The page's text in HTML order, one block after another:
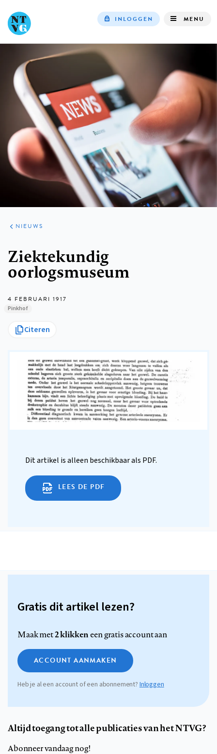
INLOGGEN MENU
ARTIKELEN
HET
KORT
NIEUWS
Ziektekundig
oorlogsmuseum
4 FEBRUARI 1917
Pinkhof
Citeren
Dit artikel is alleen beschikbaar als PDF.
LEES DE PDF
Gratis dit artikel lezen?
Maak met2 klikkeneen gratis account aan
ACCOUNT AANMAKEN
Heb je al een account of een abonnement? Inloggen
Altijd toegang tot alle publicaties van het NTVG?
Abonneer vandaag nog!